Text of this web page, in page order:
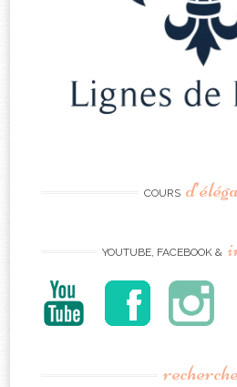
COURS
YOUTUBE, FACEBOOK &